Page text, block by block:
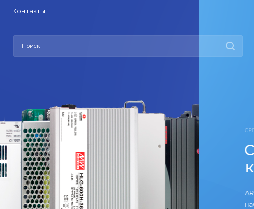
Контакты
СРЕДСТВА РАЗРАБОТКИ, КОНСТРУКТОРЫ
Средства разработки,
конструкторы
ARDUINO совместимые платы, конвертеры интерфейсов,
наборы и модули, программаторы все это вы можете